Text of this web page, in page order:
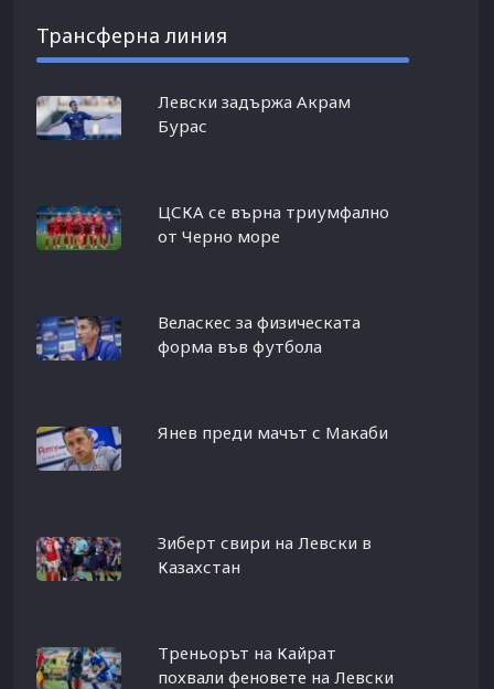
Трансферна линия
Левски задържа Акрам
Бурас
ЦСКА се върна триумфално
от Черно море
Веласкес за физическата
форма във футбола
Янев преди мачът с Макаби
Зиберт свири на Левски в
Казахстан
Треньорът на Кайрат
похвали феновете на Левски